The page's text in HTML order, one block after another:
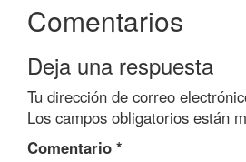
Comentarios
Deja una respuesta
Tu dirección de correo
Los campos obligatorios están
Comentario *